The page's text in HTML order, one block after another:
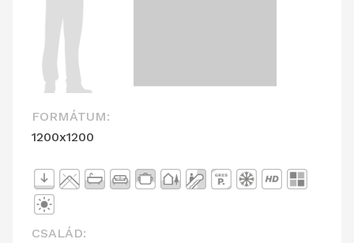
FORMÁTUM:
1200x1200
CSALÁD: